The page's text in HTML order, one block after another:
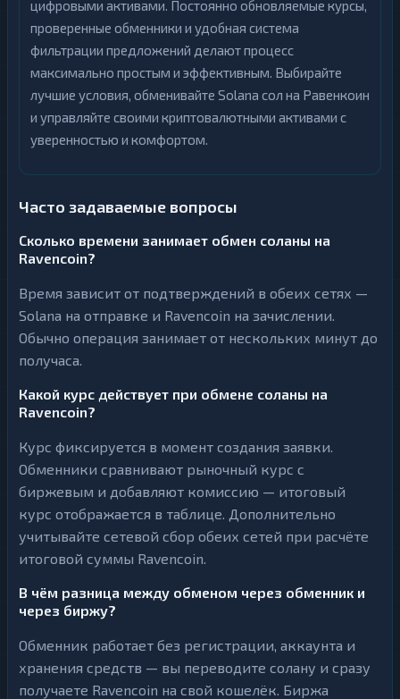
цифровыми активами. Постоянно обновляемые курсы,
проверенные обменники и удобная система
фильтрации предложений делают процесс
максимально простым и эффективным. Выбирайте
лучшие условия, обменивайте Solana сол на Равенкоин
и управляйте своими криптовалютными активами с
уверенностью и комфортом.
Часто задаваемые вопросы
Сколько времени занимает обмен соланы на
Ravencoin?
Время зависит от подтверждений в обеих сетях —
Solana на отправке и Ravencoin на зачислении.
Обычно операция занимает от нескольких минут до
получаса.
Какой курс действует при обмене соланы на
Ravencoin?
Курс фиксируется в момент создания заявки.
Обменники сравнивают рыночный курс с
биржевым и добавляют комиссию — итоговый
курс отображается в таблице. Дополнительно
учитывайте сетевой сбор обеих сетей при расчёте
итоговой суммы Ravencoin.
В чём разница между обменом через обменник и
через биржу?
Обменник работает без регистрации, аккаунта и
хранения средств — вы переводите солану и сразу
получаете Ravencoin на свой кошелёк. Биржа